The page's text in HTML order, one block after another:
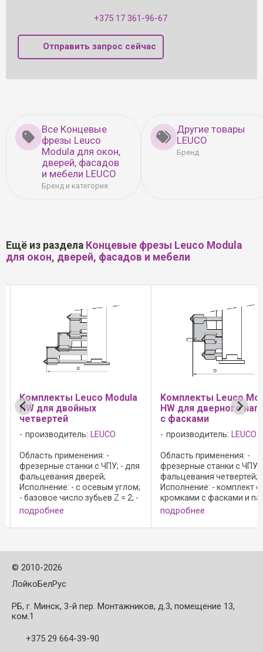
+375 17 361-96-67
Отправить запрос сейчас
Все Концевые
фрезы Leuco
Modula для окон,
дверей, фасадов
и мебели LEUCO
Бренд и категория
Другие товары
LEUCO
Бренд
Ещё из раздела Концевые фрезы Leuco Modula
для окон, дверей, фасадов и мебели
Kомплекты Leuco Modula
HW для двойных
четвертей
производитель: LEUCO
Область применения: -
фрезерные станки с ЧПУ; - для
фальцевания дверей;
Исполнение: - с осевым углом;
- базовое число зубьев Z = 2; -
базовая нулевая точка; - n max
- большая гибкость благодаря
подробнее
Kомплекты Leuco
HW для дверного
с фасками
производитель: LEUCO
Область применения: -
фрезерные станки с ЧПУ;
фальцевания четвертей;
Исполнение: - комплект с
кромками с фасками и
x 8 мм; - с осевым углом; -
100 mm: n max = 14 500
подробнее
© 2010-2026
ЛойкоБелРус
РБ, г. Минск, 3-й пер. Монтажников, д.3, помещение 13,
ком.1
+375 29 664-39-90